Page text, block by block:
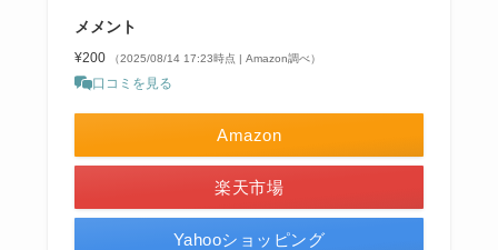
メメント
¥200 （2025/08/14 17:23時点 | Amazon調べ）
口コミを見る
Amazon
楽天市場
Yahooショッピング